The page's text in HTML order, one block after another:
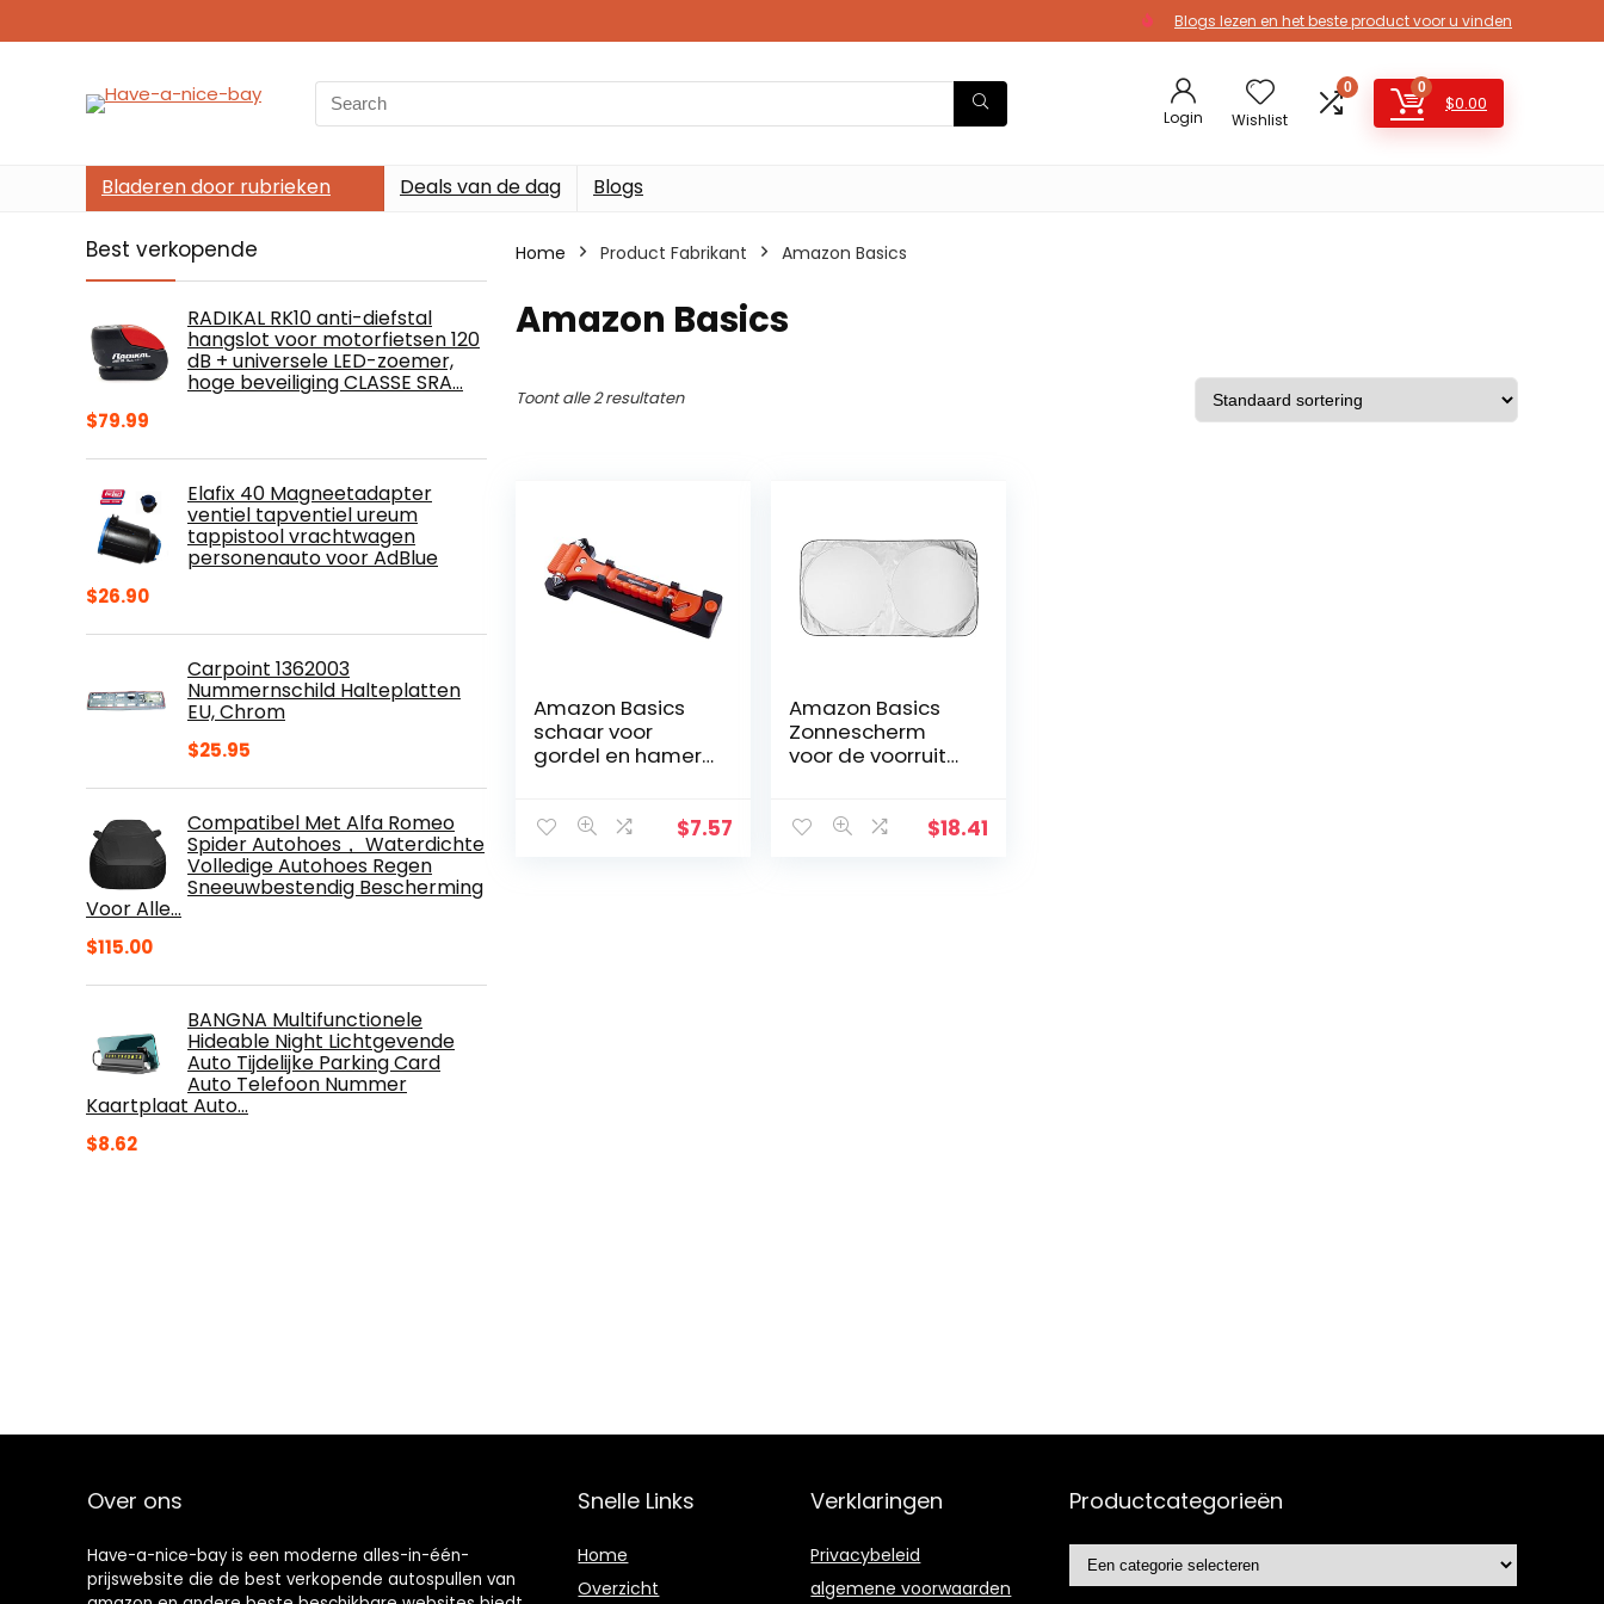
Blogs lezen en het beste product voor u vinden
Search
for:
Login Wishlist
0 0
$0.00
Bladeren door rubrieken Deals van de dag Blogs
Best verkopende
RADIKAL RK10 anti-diefstal
hangslot voor motorfietsen 120
dB + universele LED-zoemer,
hoge beveiliging CLASSE SRA…
$79.99
Elafix 40 Magneetadapter
ventiel tapventiel ureum
tappistool vrachtwagen
personenauto voor AdBlue
$26.90
Carpoint 1362003
Nummernschild Halteplatten
EU, Chrom
$25.95
Compatibel Met Alfa Romeo
Spider Autohoes， Waterdichte
Volledige Autohoes Regen
Sneeuwbestendig Bescherming
Voor Alle…
$115.00
BANGNA Multifunctionele
Hideable Night Lichtgevende
Auto Tijdelijke Parking Card
Auto Telefoon Nummer
Kaartplaat Auto…
$8.62
Home Product Fabrikant Amazon Basics
Amazon Basics
Toont alle 2 resultaten
Amazon Basics
schaar voor
gordel en hamer
$7.57
Amazon Basics
Zonnescherm
voor de voorruit
$18.41
Over ons
Have-a-nice-bay is een moderne alles-in-één-
prijswebsite die de best verkopende autospullen van
Snelle Links
Home
Overzicht
Verklaringen
Privacybeleid
algemene voorwaarden
Productcategorieën